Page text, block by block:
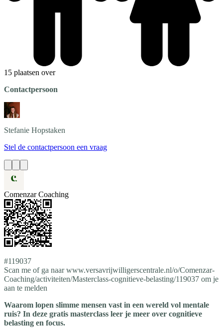
15 plaatsen over
Contactpersoon
Stefanie Hopstaken
Stel de contactpersoon een vraag
Comenzar Coaching
#119037
Scan me of ga naar www.versavrijwilligerscentrale.nl/o/Comenzar-
Coaching/activiteiten/Masterclass-cognitieve-belasting/119037 om je
aan te melden
Waarom lopen slimme mensen vast in een wereld vol mentale
ruis? In deze gratis masterclass leer je meer over cognitieve
belasting en focus.